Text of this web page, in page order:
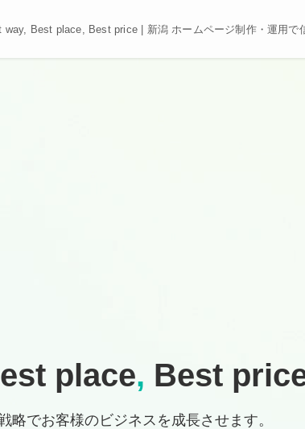
way, Best place, Best price | 新潟 ホームページ制作・運用で
place, Best
略でお客様のビジネスを成長させます。